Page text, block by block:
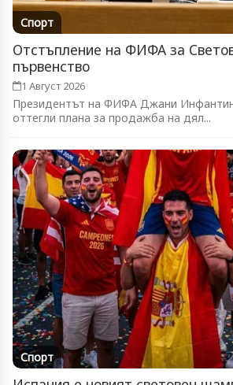
Спорт
Отстъпление на ФИФА за
първенство
1 Август 2026
Президентът на ФИФА Джани
оттегли плана за продажба на дял...
Спорт